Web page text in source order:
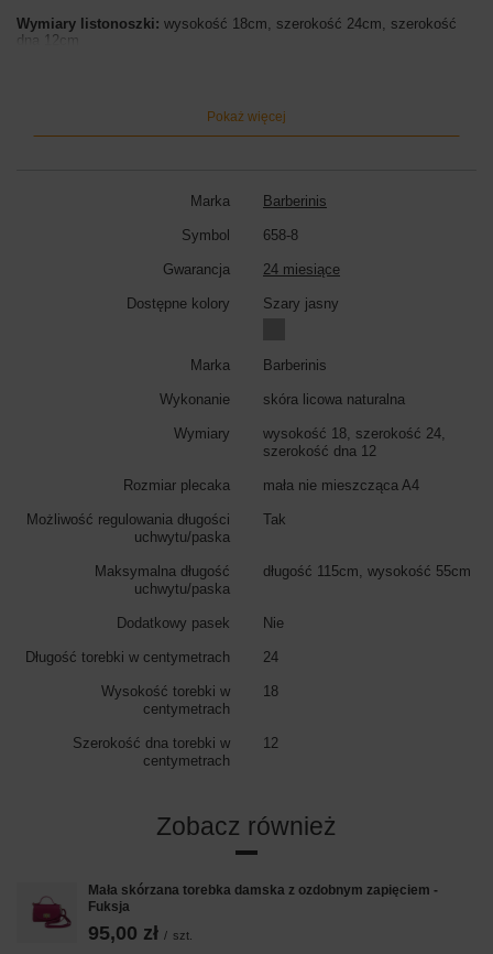
Wymiary listonoszki: wysokość 18cm, szerokość 24cm, szerokość
dna 12cm
Pokaż więcej
Marka Barberinis
Symbol 658-8
Gwarancja 24 miesiące
Dostępne kolory Szary jasny
Marka Barberinis
Wykonanie skóra licowa naturalna
Wymiary
wysokość 18, szerokość 24,
szerokość dna 12
Rozmiar plecaka mała nie mieszcząca A4
Możliwość regulowania długości
uchwytu/paska
Tak
Maksymalna długość
uchwytu/paska
długość 115cm, wysokość 55cm
Dodatkowy pasek Nie
Długość torebki w centymetrach 24
Wysokość torebki w
centymetrach
18
Szerokość dna torebki w
centymetrach
12
Zobacz również
Mała skórzana torebka damska z ozdobnym zapięciem -
Fuksja
95,00 zł / szt.